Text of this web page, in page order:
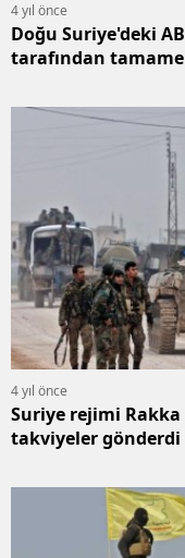
4 yıl önce
Doğu Suriye'deki
tarafından
4 yıl önce
Suriye rejimi
takviyeler gönderdi